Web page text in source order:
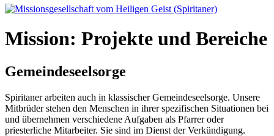
Mission: Projekte und Bereiche
Gemeindeseelsorge
Spiritaner arbeiten auch in klassischer Gemeindeseelsorge. Unsere
Mitbrüder stehen den Menschen in ihrer spezifischen Situationen bei
und übernehmen verschiedene Aufgaben als Pfarrer oder
priesterliche Mitarbeiter. Sie sind im Dienst der Verkündigung.